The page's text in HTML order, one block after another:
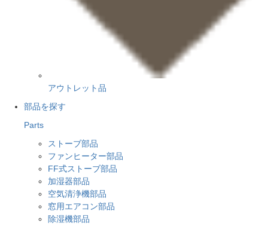
アウトレット品
部品を探す
Parts
ストーブ部品
ファンヒーター部品
FF式ストーブ部品
加湿器部品
空気清浄機部品
窓用エアコン部品
除湿機部品